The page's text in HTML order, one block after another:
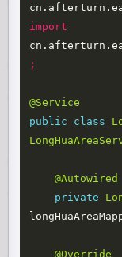
import
;
@Service
public
class
@Autowired
private
@Override